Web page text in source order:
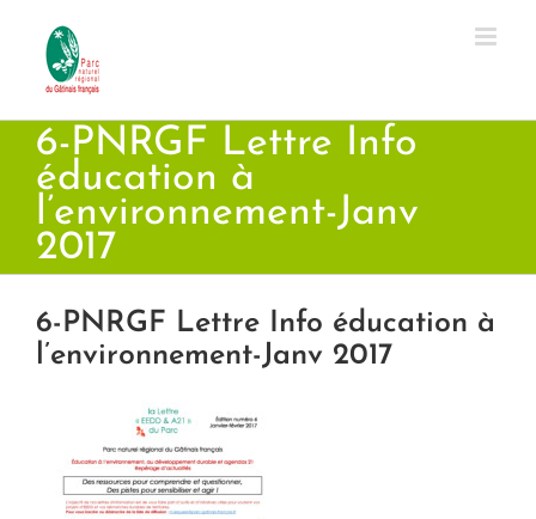
contenu
6-PNRGF Lettre Info
éducation à
l’environnement-Janv
2017
6-PNRGF Lettre Info éducation à
l’environnement-Janv 2017